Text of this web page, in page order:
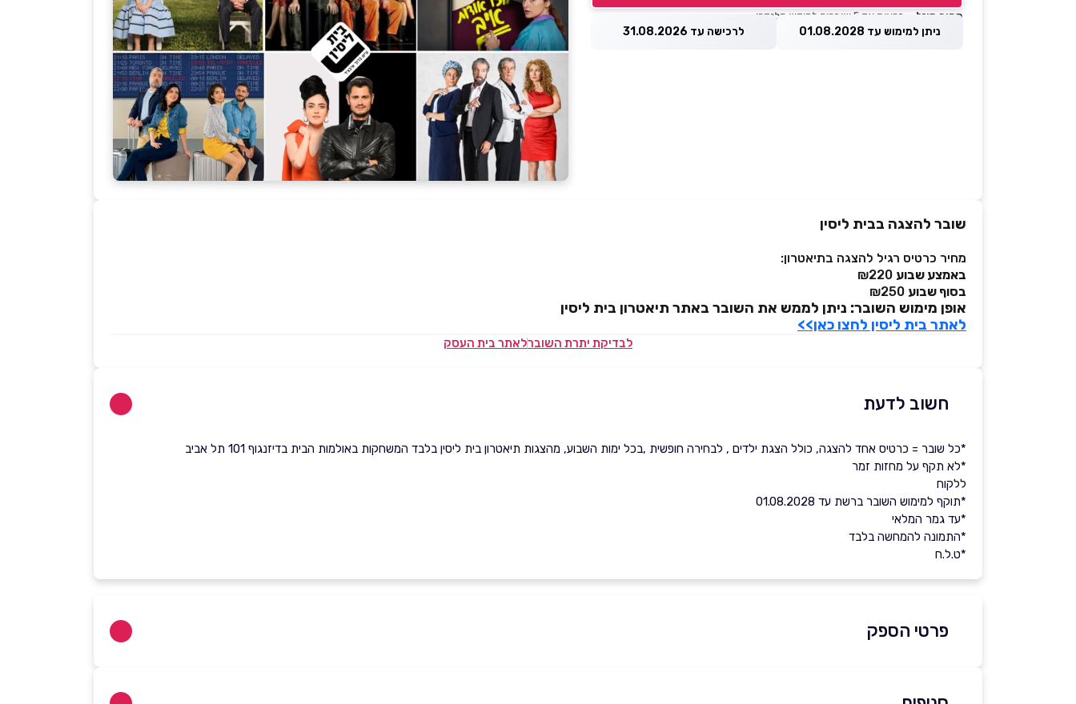
מחיר מוזל — זכאות עד 5 שוברים לחודש קלנדרי
ניתן למימוש עד 01.08.2028 לרכישה עד 31.08.2026
שובר להצגה בבית ליסין
מחיר כרטיס רגיל להצגה בתיאטרון:
באמצע שבוע
בסוף שבוע
אופן מימוש השובר: ניתן לממש את השובר באתר תיאטרון בית ליסין
לאתר בית ליסין לחצו כאן>>
לבדיקת יתרת השוברלאתר בית העסק
חשוב לדעת
*כל שובר = כרטיס אחד להצגה, כולל הצגת ילדים , לבחירה חופשית ,בכל ימות השבוע, מהצגות תיאטרון בית ליסין בלבד המשחקות באולמות הבית בדיזנגוף 101 תל אביב
*לא תקף על מחזות זמר
ללקוח
*תוקף למימוש השובר ברשת עד 01.08.2028
*עד גמר המלאי
*התמונה להמחשה בלבד
*ט.ל.ח
פרטי הספק